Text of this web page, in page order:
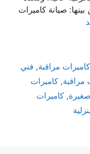
صيانة كاميرات
مراقبة, فني
مراقبة, كاميرات
, كاميرات